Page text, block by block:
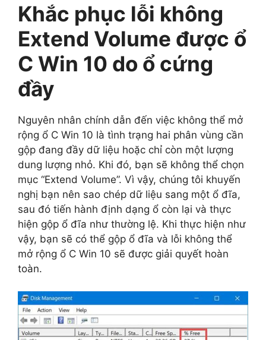
Khắc phục lỗi không
Extend Volume được ổ
C Win 10 do ổ cứng
đầy
Nguyên nhân chính dẫn đến việc không thể mở
rộng ổ C Win 10 là tình trạng hai phân vùng cần
gộp đang đầy dữ liệu hoặc chỉ còn một lượng
dung lượng nhỏ. Khi đó, bạn sẽ không thể chọn
mục “Extend Volume”. Vì vậy, chúng tôi khuyến
nghị bạn nên sao chép dữ liệu sang một ổ đĩa,
sau đó tiến hành định dạng ổ còn lại và thực
hiện gộp ổ đĩa như thường lệ. Khi thực hiện như
vậy, bạn sẽ có thể gộp ổ đĩa và lỗi không thể
mở rộng ổ C Win 10 sẽ được giải quyết hoàn
toàn.